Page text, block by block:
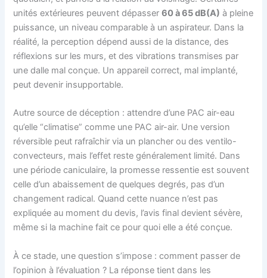
unités extérieures peuvent dépasser60 à 65 dB(A) à pleine
puissance, un niveau comparable à un aspirateur. Dans la
réalité, la perception dépend aussi de la distance, des
réflexions sur les murs, et des vibrations transmises par
une dalle mal conçue. Un appareil correct, mal implanté,
peut devenir insupportable.
Autre source de déception : attendre d’une PAC air-eau
qu’elle “climatise” comme une PAC air-air. Une version
réversible peut rafraîchir via un plancher ou des ventilo-
convecteurs, mais l’effet reste généralement limité. Dans
une période caniculaire, la promesse ressentie est souvent
celle d’un abaissement de quelques degrés, pas d’un
changement radical. Quand cette nuance n’est pas
expliquée au moment du devis, l’avis final devient sévère,
même si la machine fait ce pour quoi elle a été conçue.
À ce stade, une question s’impose : comment passer de
l’opinion à l’évaluation ? La réponse tient dans les